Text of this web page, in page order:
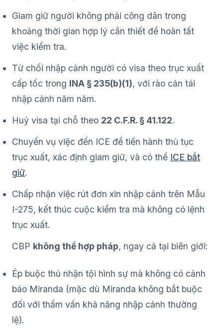
Giam giữ người không phải công dân trong
khoảng thời gian hợp lý cần thiết để hoàn tất
việc kiểm tra.
Từ chối nhập cảnh người có visa theo trục xuất
cấp tốc trong INA § 235(b)(1), với rào cản tái
nhập cảnh năm năm.
Huỷ visa tại chỗ theo 22 C.F.R. § 41.122.
Chuyển vụ việc đến ICE để tiến hành thủ tục
trục xuất, xác định giam giữ, và có thể ICE bắt
giữ.
Chấp nhận việc rút đơn xin nhập cảnh trên Mẫu
I-275, kết thúc cuộc kiểm tra mà không có lệnh
trục xuất.
CBP không thể hợp pháp, ngay cả tại biên giới:
Ép buộc thú nhận tội hình sự mà không có cảnh
báo Miranda (mặc dù Miranda không bắt buộc
đối với thẩm vấn khả năng nhập cảnh thường
lệ).